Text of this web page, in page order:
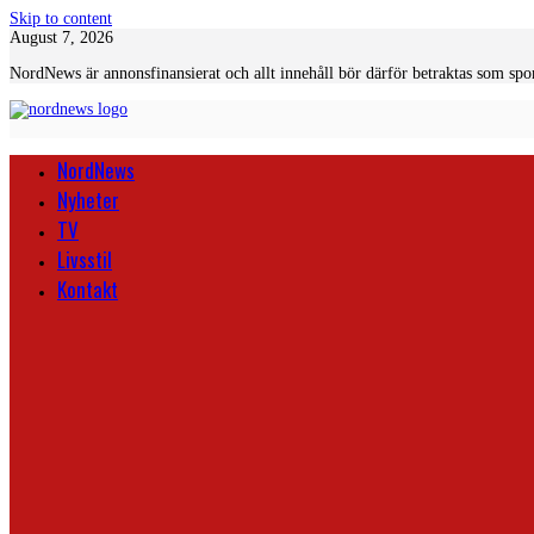
Skip to content
August 7, 2026
NordNews är annonsfinansierat och allt innehåll bör därför betraktas som
NordNews
Nyheter
TV
Livsstil
Kontakt